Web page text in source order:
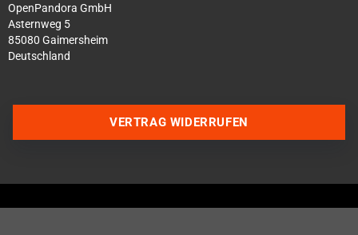
OpenPandora GmbH
Asternweg 5
85080 Gaimersheim
Deutschland
Über WhatsApp schreiben
VERTRAG WIDERRUFEN